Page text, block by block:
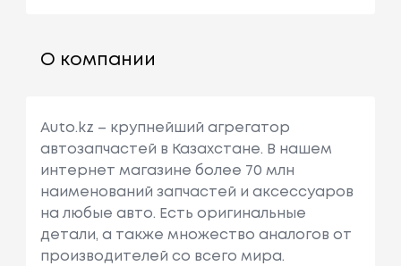
О компании
Auto.kz – крупнейший агрегатор
автозапчастей в Казахстане. В нашем
интернет магазине более 70 млн
наименований запчастей и аксессуаров
на любые авто. Есть оригинальные
детали, а также множество аналогов от
производителей со всего мира.